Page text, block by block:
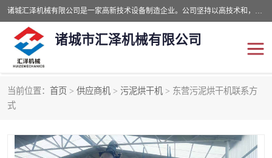
诸城汇泽机械有限公司是一家高新技术设备制造企业。公司坚持以高技术和，高服务于用户，以的环保机械制造设备赢的用户的信赖。现在主要生产死亡畜禽无害化处理和立式和卧式有机肥设备，搅拌机，烘干机，高温发酵机等。污水处理设备，固液分离机。气浮机，化制机等。公司秉承品质，用户至上，科技创新的经营理。
诸城市汇泽机械有限公司
当前位置： 首页 > 供应商机 > 污泥烘干机 > 东营污泥烘干机联系方
式
鸡粪发酵机 有机肥设备